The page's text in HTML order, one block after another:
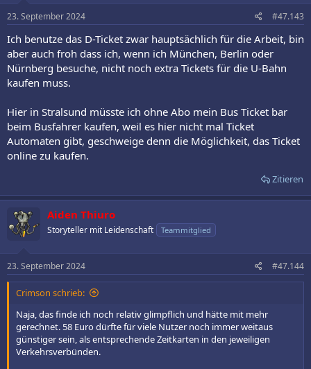
e
n
:
23. September 2024 #47.143
Ich benutze das D-Ticket zwar hauptsächlich für die Arbeit, bin
aber auch froh dass ich, wenn ich München, Berlin oder
Nürnberg besuche, nicht noch extra Tickets für die U-Bahn
kaufen muss.
Hier in Stralsund müsste ich ohne Abo mein Bus Ticket bar
beim Busfahrer kaufen, weil es hier nicht mal Ticket
Automaten gibt, geschweige denn die Möglichkeit, das Ticket
online zu kaufen.
Zitieren
Aiden Thiuro
Storyteller mit Leidenschaft Teammitglied
23. September 2024 #47.144
Crimson schrieb:
Naja, das finde ich noch relativ glimpflich und hätte mit mehr
gerechnet. 58 Euro dürfte für viele Nutzer noch immer weitaus
günstiger sein, als entsprechende Zeitkarten in den jeweiligen
Verkehrsverbünden.